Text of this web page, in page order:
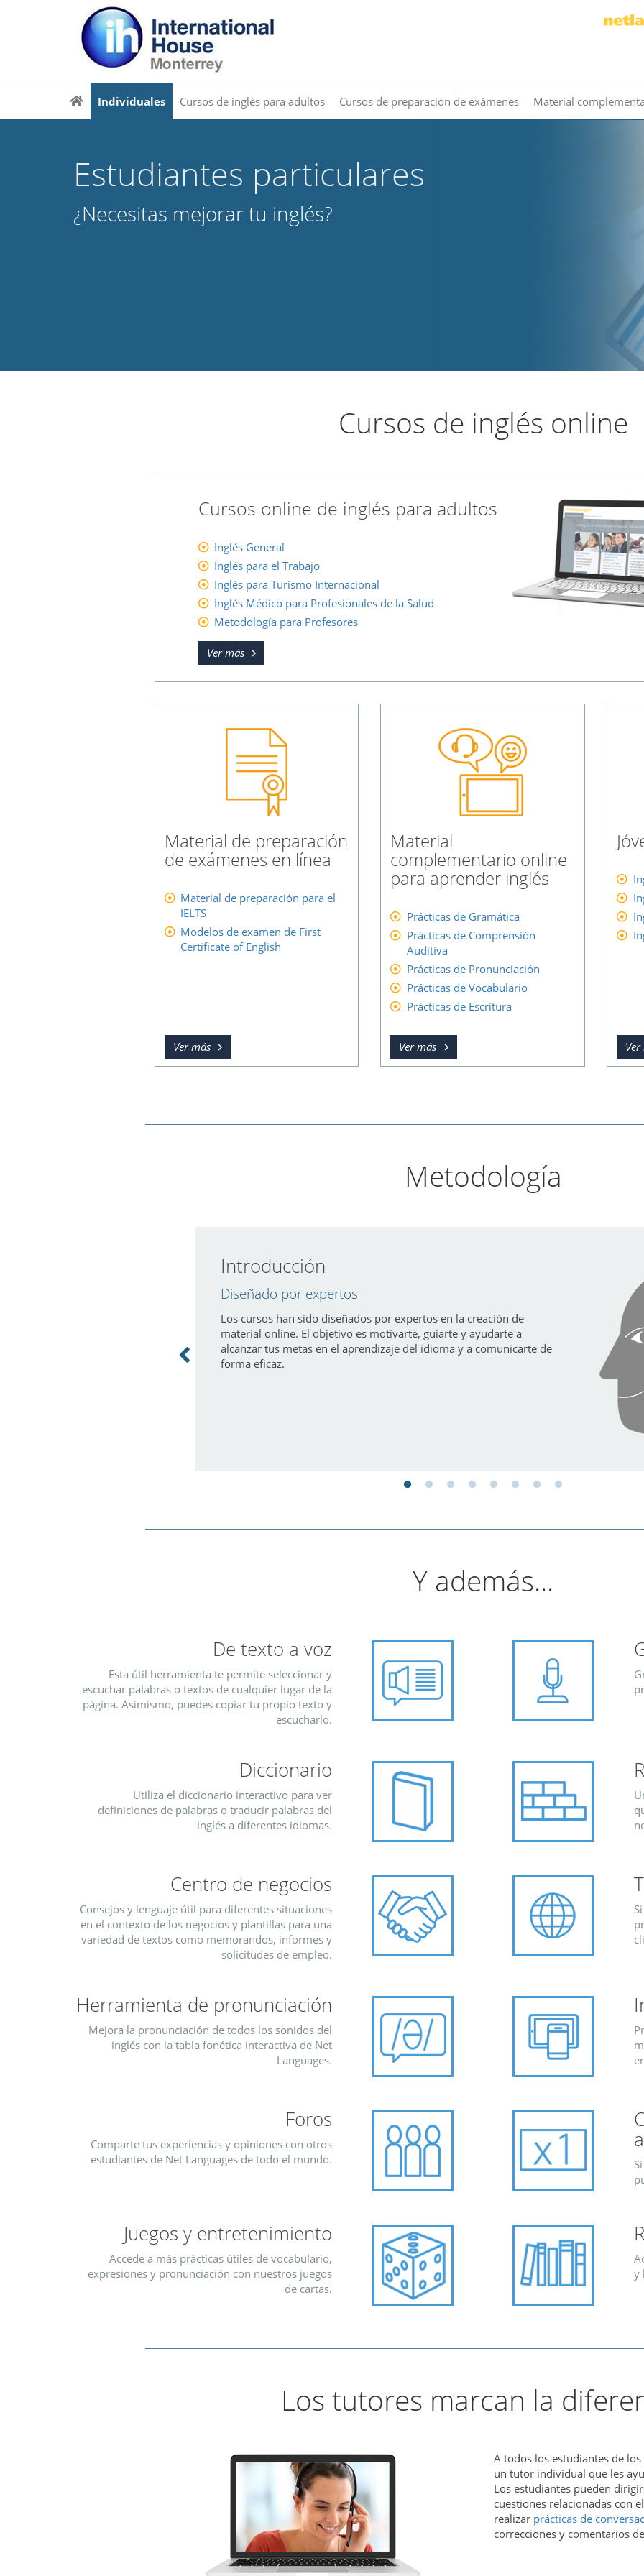
Individuales Cursos de inglés para adultos Cursos de preparación de exámenes Material
Estudiantes particulares
¿Necesitas mejorar tu inglés?
Cursos de inglés online
Cursos online de inglés para adultos
Inglés General
Inglés para el Trabajo
Inglés para Turismo Internacional
Inglés Médico para Profesionales de la Salud
Metodología para Profesores
Ver más
Material de preparación
de exámenes en línea
Material de preparación para el
IELTS
Modelos de examen de First
Certificate of English
Ver más
Material
complementario online
para aprender inglés
Prácticas de Gramática
Prácticas de Comprensión
Auditiva
Prácticas de Pronunciación
Prácticas de Vocabulario
Prácticas de Escritura
Ver más Ver
Metodología
Introducción
Diseñado por expertos
Los cursos han sido diseñados por expertos en la creación de
material online. El objetivo es motivarte, guiarte y ayudarte a
alcanzar tus metas en el aprendizaje del idioma y a comunicarte de
forma eficaz.
Y además...
De texto a voz
Esta útil herramienta te permite seleccionar y
escuchar palabras o textos de cualquier lugar de la
página. Asimismo, puedes copiar tu propio texto y
escucharlo.
Diccionario
Utiliza el diccionario interactivo para ver
definiciones de palabras o traducir palabras del
inglés a diferentes idiomas.
Centro de negocios
Consejos y lenguaje útil para diferentes situaciones
en el contexto de los negocios y plantillas para una
variedad de textos como memorandos, informes y
solicitudes de empleo.
Herramienta de pronunciación
Mejora la pronunciación de todos los sonidos del
inglés con la tabla fonética interactiva de Net
Languages.
Foros
Comparte tus experiencias y opiniones con otros
estudiantes de Net Languages de todo el mundo.
Juegos y entretenimiento
Accede a más prácticas útiles de vocabulario,
expresiones y pronunciación con nuestros juegos
de cartas.
y
Los tutores marcan la
A todos los estudiantes de
un tutor individual que les
Los estudiantes pueden
cuestiones relacionadas con
realizar prácticas de
correcciones y comentarios